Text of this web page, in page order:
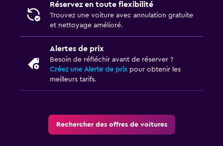
Réservez en toute flexibilité
Trouvez une voiture avec annulation gratuite
et nettoyage amélioré.
Alertes de prix
Besoin de réfléchir avant de réserver ?
Créez une Alerte de prixpour obtenir les
meilleurs tarifs.
Rechercher des offres de voitures